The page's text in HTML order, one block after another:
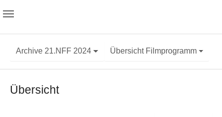
Archive 21.NFF 2024 Übersicht Filmprogramm
Übersicht